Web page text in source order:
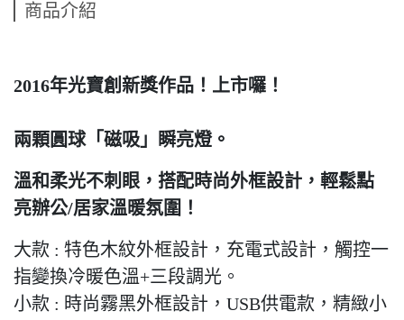
商品介紹
2016年光寶創新獎作品！上市囉！
兩顆圓球「磁吸」瞬亮燈。
溫和柔光不刺眼，搭配時尚外框設計，輕鬆點
亮辦公/居家溫暖氛圍！
大款 : 特色木紋外框設計，充電式設計，觸控一
指變換冷暖色溫+三段調光。
小款 : 時尚霧黑外框設計，USB供電款，精緻小